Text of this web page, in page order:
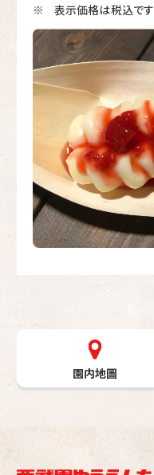
※
表示価格は税込です
園内地圖